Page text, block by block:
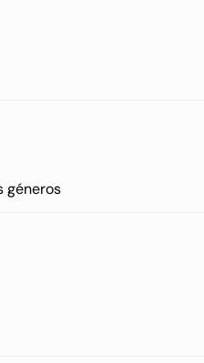
géneros